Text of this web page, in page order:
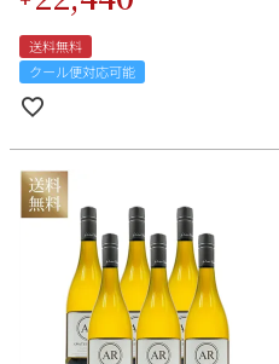
送料無料
クール便対応可能